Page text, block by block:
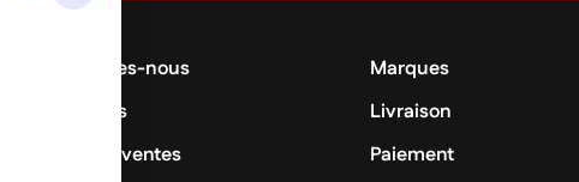
Qui sommes-nous
Promotions
Meilleures ventes
Marques
Livraison
Paiement